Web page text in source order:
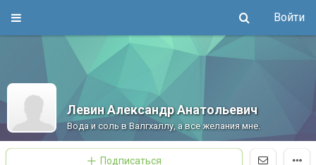
Войти
Левин Александр Анатольевич
Вода и соль в Валгхаллу, а все желания мне.
Подписаться